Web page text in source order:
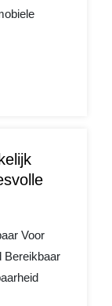
Voor
Bereikbaar